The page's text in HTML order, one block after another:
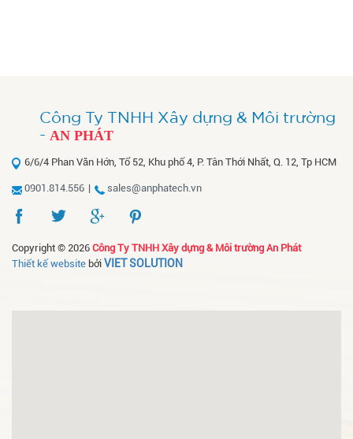
Công Ty TNHH Xây dựng & Môi trường
- AN PHÁT
6/6/4 Phan Văn Hớn, Tổ 52, Khu phố 4, P. Tân Thới Nhất, Q. 12, Tp HCM
0901.814.556 | sales@anphatech.vn
Copyright © 2026 Công Ty TNHH Xây dựng & Môi trường An Phát
Thiết kế website bởi VIET SOLUTION